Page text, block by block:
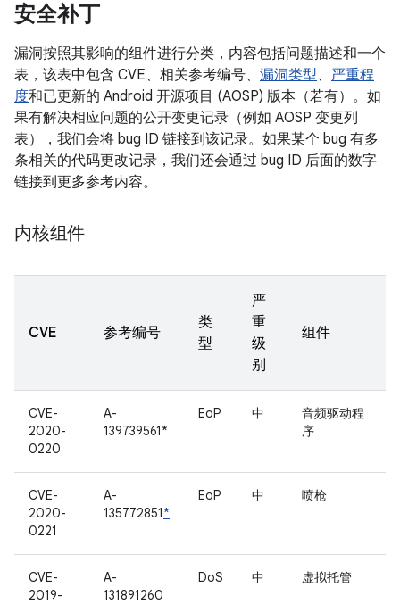
安全补丁
漏洞按照其影响的组件进行分类，内容包括问题描述和一个
表，该表中包含 CVE、相关参考编号、 漏洞类型、 严重程
度和已更新的 Android 开源项目 (AOSP) 版本（若有）。如
果有解决相应问题的公开变更记录（例如 AOSP 变更列
表），我们会将 bug ID 链接到该记录。如果某个 bug 有多
条相关的代码更改记录，我们还会通过 bug ID 后面的数字
链接到更多参考内容。
内核组件
CVE 参考编号
类
型
严
重
级
别
组件
CVE-
2020-
0220
A-
139739561*
EoP 中
音频驱动程
序
CVE-
2020-
0221
A-
135772851*
EoP 中 喷枪
CVE-
2019-
A-
131891260
DoS 中 虚拟托管